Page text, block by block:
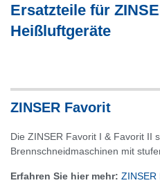
Ersatzteile für
Heißluftgeräte
ZINSER Favorit
Die ZINSER Favorit I & Favorit II
Brennschneidmaschinen mit
Erfahren Sie hier mehr: ZINSER